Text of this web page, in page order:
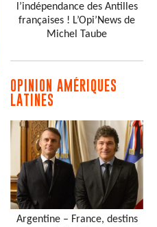
l’indépendance des Antilles
françaises ! L’Opi’News de
Michel Taube
OPINION AMÉRIQUES
LATINES
Argentine – France, destins